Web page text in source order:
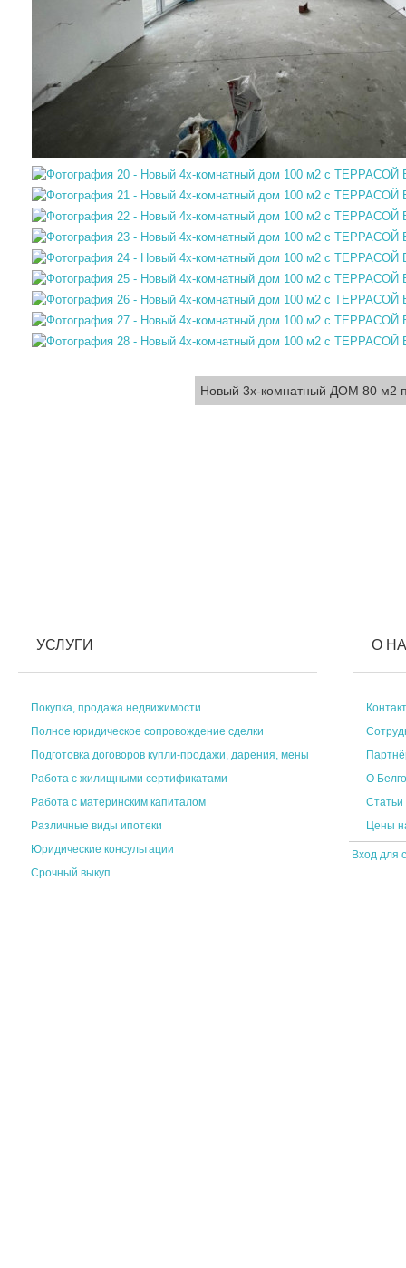
Новый 3х-комнатный ДОМ 80 м2
УСЛУГИ
Покупка, продажа недвижимости
Полное юридическое сопровождение сделки
Подготовка договоров купли-продажи, дарения, мены
Работа с жилищными сертификатами
Работа с материнским капиталом
Различные виды ипотеки
Юридические консультации
Срочный выкуп
О
О
Статьи
Цены
Вход для